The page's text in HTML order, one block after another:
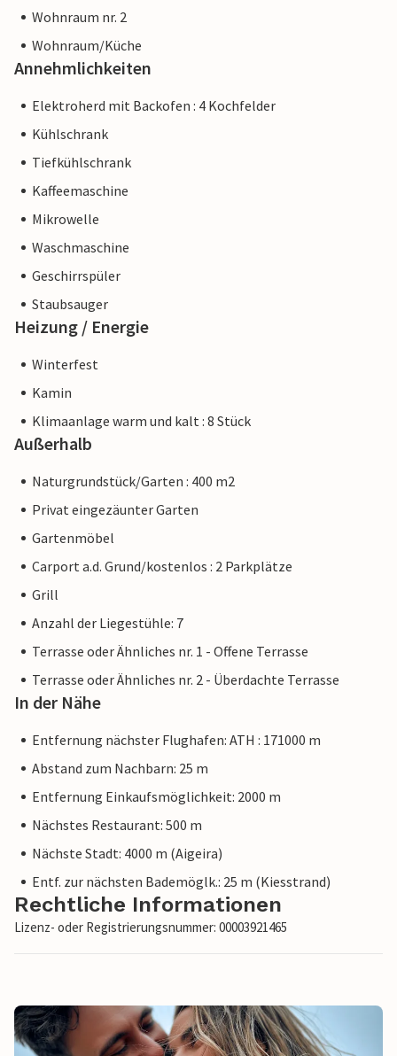
Wohnraum nr. 2
Wohnraum/Küche
Annehmlichkeiten
Elektroherd mit Backofen : 4 Kochfelder
Kühlschrank
Tiefkühlschrank
Kaffeemaschine
Mikrowelle
Waschmaschine
Geschirrspüler
Staubsauger
Heizung / Energie
Winterfest
Kamin
Klimaanlage warm und kalt : 8 Stück
Außerhalb
Naturgrundstück/Garten : 400 m2
Privat eingezäunter Garten
Gartenmöbel
Carport a.d. Grund/kostenlos : 2 Parkplätze
Grill
Anzahl der Liegestühle: 7
Terrasse oder Ähnliches nr. 1 - Offene Terrasse
Terrasse oder Ähnliches nr. 2 - Überdachte Terrasse
In der Nähe
Entfernung nächster Flughafen: ATH : 171000 m
Abstand zum Nachbarn: 25 m
Entfernung Einkaufsmöglichkeit: 2000 m
Nächstes Restaurant: 500 m
Nächste Stadt: 4000 m (Aigeira)
Entf. zur nächsten Bademöglk.: 25 m (Kiesstrand)
Rechtliche Informationen
Lizenz- oder Registrierungsnummer: 00003921465